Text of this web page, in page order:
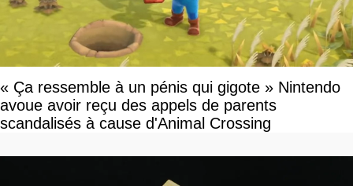
« Ça ressemble à un pénis qui gigote » Nintendo
avoue avoir reçu des appels de parents
scandalisés à cause d'Animal Crossing